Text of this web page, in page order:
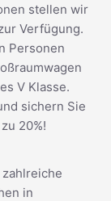
stellen wir
Verfügung.
Personen
V Klasse.
sichern Sie
20%!
in